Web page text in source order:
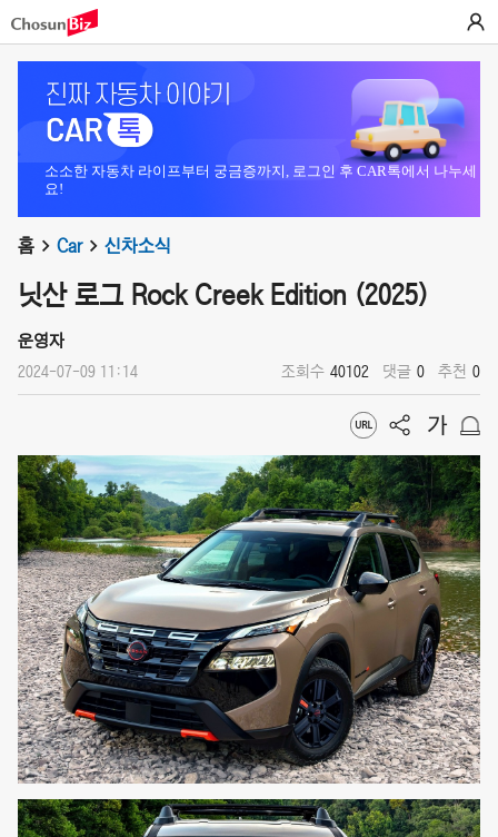
소소한 자동차 라이프부터 궁금증까지, 로그인 후 CAR톡에서 나누세
요!
홈 Car 신차소식
닛산 로그 Rock Creek Edition (2025)
운영자
2024-07-09 11:14 조회수 40102 댓글 0 추천 0